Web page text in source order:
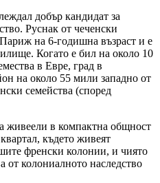
добър кандидат за
Руснак от чеченски
на 6-годишна възраст и е
Когато е бил на около 10
в Евре, град в
на около 55 мили западно от
семейства (според
живеели в компактна общност
където живеят
френски колонии, и чиято
от колониалното наследство